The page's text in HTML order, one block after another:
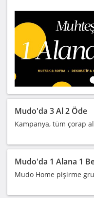
Mudo'da 3 Al 2 Öde
Kampanya, tüm çorap
Mudo'da 1 Alana 1
Mudo Home pişirme